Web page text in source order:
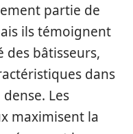
partie de
ils témoignent
des bâtisseurs,
dans
Les
maximisent la